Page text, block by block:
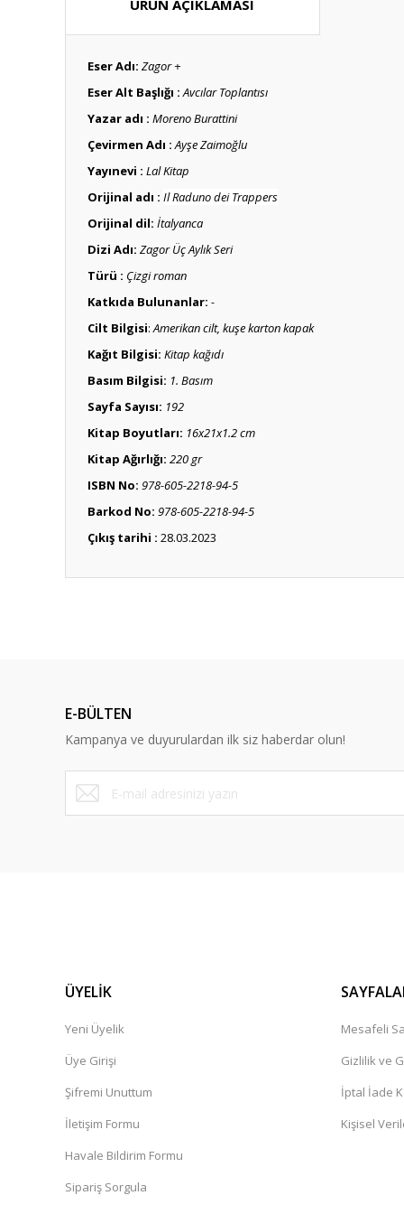
ÜRÜN AÇIKLAMASI
Eser Adı: Zagor +
Eser Alt Başlığı : Avcılar Toplantısı
Yazar adı : Moreno Burattini
Çevirmen Adı :Ayşe Zaimoğlu
Yayınevi : Lal Kitap
Orijinal adı : Il Raduno dei Trappers
Orijinal dil: İtalyanca
Dizi Adı: Zagor Üç Aylık Seri
Türü : Çizgi roman
Katkıda Bulunanlar: -
Cilt Bilgisi:Amerikan cilt, kuşe karton kapak
Kağıt Bilgisi: Kitap kağıdı
Basım Bilgisi: 1. Basım
Sayfa Sayısı: 192
Kitap Boyutları: 16x21x1.2 cm
Kitap Ağırlığı: 220 gr
ISBN No: 978-605-2218-94-5
Barkod No: 978-605-2218-94-5
Çıkış tarihi : 28.03.2023
Ürün bilgilerinde hatalar bulunuyor.
Ürün fiyatı diğer sitelerden daha pahalı.
Bu ürüne benzer farklı alternatifler olmalı.
E-BÜLTEN
Kampanya ve duyurulardan ilk siz haberdar olun!
ÜYELİK
Yeni Üyelik
Üye Girişi
Şifremi Unuttum
İletişim Formu
Havale Bildirim Formu
Sipariş Sorgula
Mesafeli
Gizlilik ve
İptal İade
Kişisel